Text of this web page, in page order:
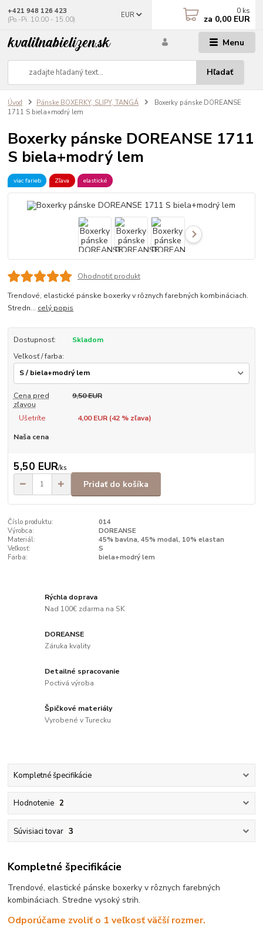
Menu
EUR
Hľadať
+421 948 126 423
(Po.-Pi. 10.00 - 15.00)
0 ks
za 0,00 EUR
Úvod Pánske BOXERKY, SLIPY, TANGÁ
Boxerky pánske DOREANSE
1711 S biela+modrý lem
Boxerky pánske DOREANSE 1711
S biela+modrý lem
viac farieb Zľava elastické
Ohodnotiť produkt
Trendové, elastické pánske boxerky v rôznych farebných kombináciach.
Stredn... celý popis
Dostupnosť:
Skladom
Veľkosť / farba:
Cena pred
zľavou
9,50 EUR
Ušetríte 4,00 EUR (42% zľava)
Naša cena
5,50 EUR/ks
Pridať do košíka
Číslo produktu:
014
Výrobca:
DOREANSE
Materiál:
45% bavlna, 45% modal, 10% elastan
Veľkosť:
S
Farba:
biela+modrý lem
Rýchla doprava
Nad 100€ zdarma na SK
DOREANSE
Záruka kvality
Detailné spracovanie
Poctivá výroba
Špičkové materiály
Vyrobené v Turecku
Kompletné špecifikácie
Hodnotenie 2
Súvisiaci tovar 3
Kompletné špecifikácie
Trendové, elastické pánske boxerky v rôznych farebných
kombináciach. Stredne vysoký strih.
Odporúčame zvoliť o 1 veľkosť väčší rozmer.